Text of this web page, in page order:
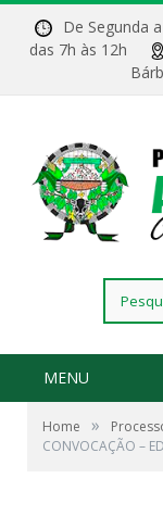
De Segunda
das 7h às 12h
por:
MENU
Home »
CONVOCAÇÃO –